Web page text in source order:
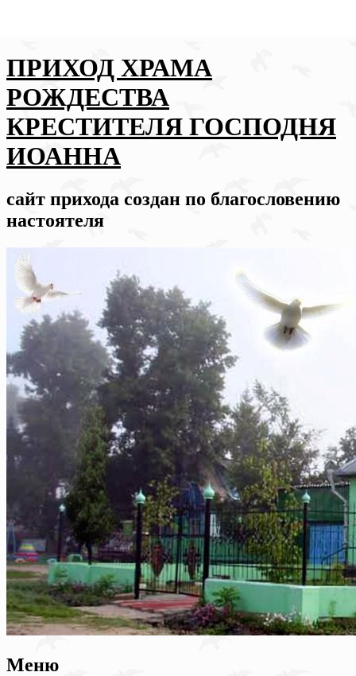
ПРИХОД ХРАМА
РОЖДЕСТВА
КРЕСТИТЕЛЯ ГОСПОДНЯ
ИОАННА
сайт прихода создан по благословению
настоятеля
Меню